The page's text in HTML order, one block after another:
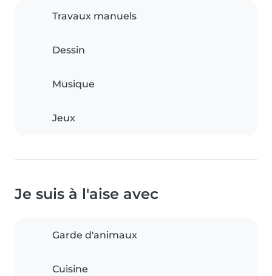
Travaux manuels
Dessin
Musique
Jeux
Je suis à l'aise avec
Garde d'animaux
Cuisine